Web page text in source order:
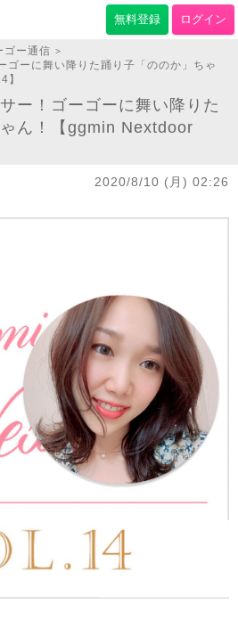
無料登録 ログイン
ゴー通信 >
ゴーに舞い降りた踊り子「ののか」ちゃ
】
ー！ゴーゴーに舞い降りた
ん！【ggmin Nextdoor
2020/8/10 (月) 02:26